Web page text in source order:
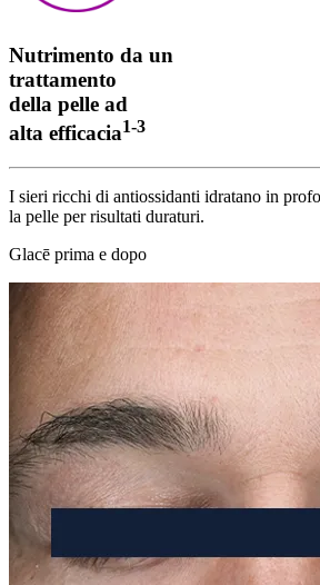
Nutrimento da un
trattamento
della pelle ad
alta efficacia1-3
I sieri ricchi di antiossidanti idratano in
la pelle per risultati duraturi.
Glacē prima e dopo